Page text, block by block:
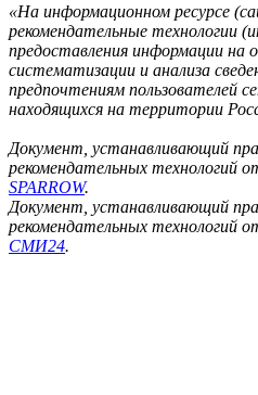
«На информационном ресурсе
рекомендательные технологии
предоставления информации на
систематизации и анализа
предпочтениям пользователей
находящихся на территории
Документ, устанавливающий
рекомендательных технологий
SPARROW.
Документ, устанавливающий
рекомендательных технологий
СМИ24.